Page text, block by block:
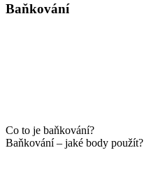
Baňkování
Co to je baňkování?
Baňkování – jaké body použít?